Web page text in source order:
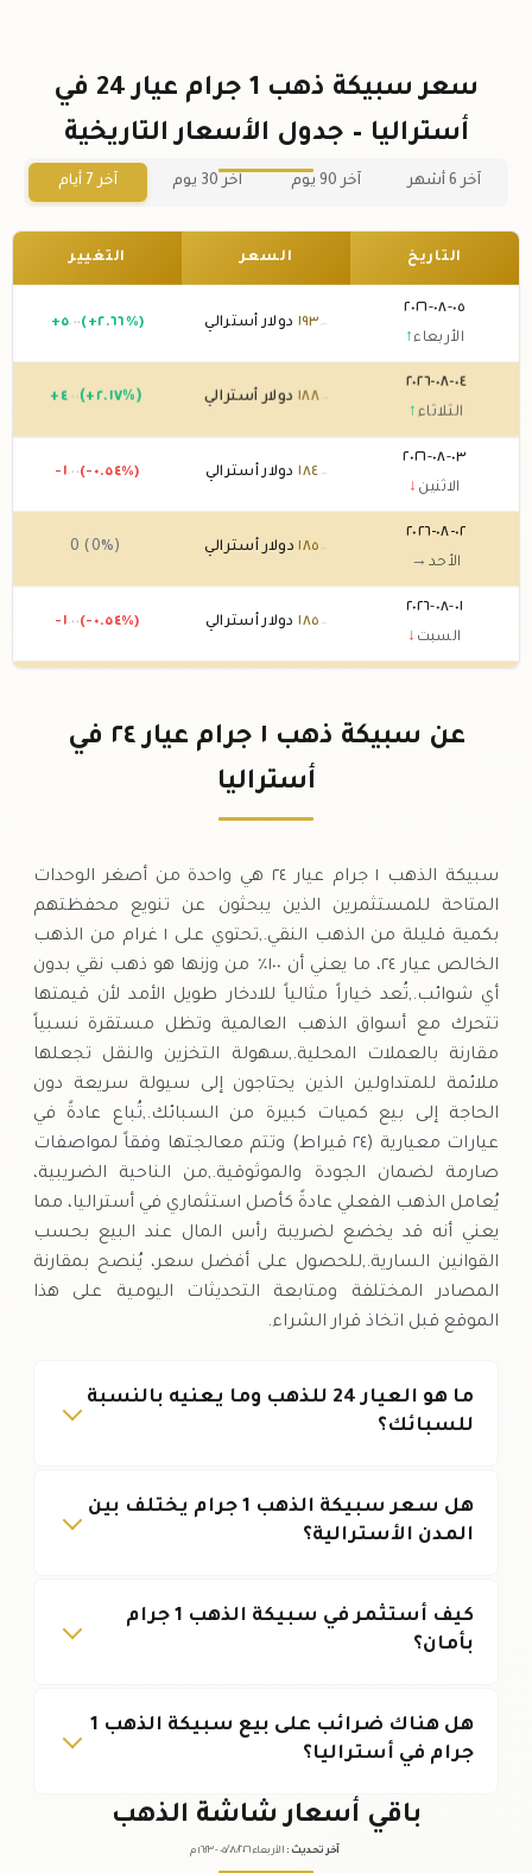
سعر سبيكة ذهب 1 جرام عيار 24 في
أستراليا – جدول الأسعار التاريخية
آخر 6 أشهر آخر 90 يوم آخر 30 يوم آخر 7 أيام
التاريخ السعر التغيير
٠٥-٠٨-٢٠٢٦
الأربعاء↑
١٩٣ .٠٠ دولار أسترالي +٥ .٠٠ (+٢.٦٦%)
٠٤-٠٨-٢٠٢٦
الثلاثاء ↑
١٨٨ دولار أسترالي +٤ .٠٠ (+٢.١٧%)
٠٣-٠٨-٢٠٢٦
الاثنين ↓
١٨٤.٠٠ دولار أسترالي -١ .٠٠ (-٠.٥٤%)
٠٢-٠٨-٢٠٢٦
الأحد →
١٨٥ .٠٠ دولار أسترالي 0 (0%)
٠١-٠٨-٢٠٢٦
السبت ↓
١٨٥.٠٠ دولار أسترالي -١ .٠٠ (-٠.٥٤%)
١٩٠ دولار أسترالي
عن سبيكة ذهب ١ جرام عيار ٢٤ في
أستراليا
سبيكة الذهب ١ جرام عيار ٢٤ هي واحدة من أصغر الوحدات
المتاحة للمستثمرين الذين يبحثون عن تنويع محفظتهم
بكمية قليلة من الذهب النقي.,تحتوي على ١ غرام من الذهب
الخالص عيار ٢٤، ما يعني أن ١٠٠٪ من وزنها هو ذهب نقي بدون
أي شوائب.,تُعد خياراً مثالياً للادخار طويل الأمد لأن قيمتها
تتحرك مع أسواق الذهب العالمية وتظل مستقرة نسبياً
مقارنة بالعملات المحلية.,سهولة التخزين والنقل تجعلها
ملائمة للمتداولين الذين يحتاجون إلى سيولة سريعة دون
الحاجة إلى بيع كميات كبيرة من السبائك.,تُباع عادةً في
عيارات معيارية (٢٤ قيراط) وتتم معالجتها وفقاً لمواصفات
صارمة لضمان الجودة والموثوقية.,من الناحية الضريبية،
يُعامل الذهب الفعلي عادةً كأصل استثماري في أستراليا، مما
يعني أنه قد يخضع لضريبة رأس المال عند البيع بحسب
القوانين السارية.,للحصول على أفضل سعر، يُنصح بمقارنة
المصادر المختلفة ومتابعة التحديثات اليومية على هذا
الموقع قبل اتخاذ قرار الشراء.
ما هو العيار 24 للذهب وما يعنيه بالنسبة
للسبائك؟
هل سعر سبيكة الذهب 1 جرام يختلف بين
المدن الأسترالية؟
كيف أستثمر في سبيكة الذهب 1 جرام
بأمان؟
هل هناك ضرائب على بيع سبيكة الذهب 1
جرام في أستراليا؟
باقي أسعار شاشة الذهب
آخر تحديث : الأربعاء ٠٥ /٠٨/٢٠٢٦ - ١٦:٢٣م